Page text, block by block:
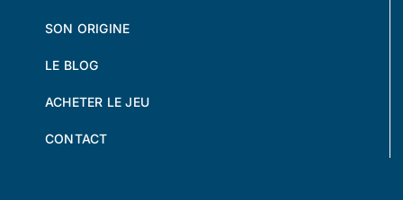
SON ORIGINE
LE BLOG
ACHETER LE JEU
CONTACT